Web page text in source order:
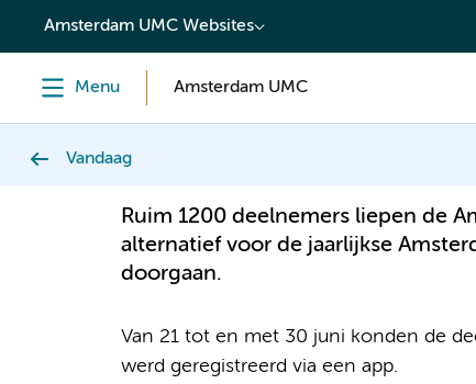
content
Amsterdam UMC Websites
Menu Amsterdam UMC
Vandaag
Ruim 1200 deelnemers liepen de
alternatief voor de jaarlijkse
doorgaan.
Van 21 tot en met 30 juni konden de
werd geregistreerd via een app.